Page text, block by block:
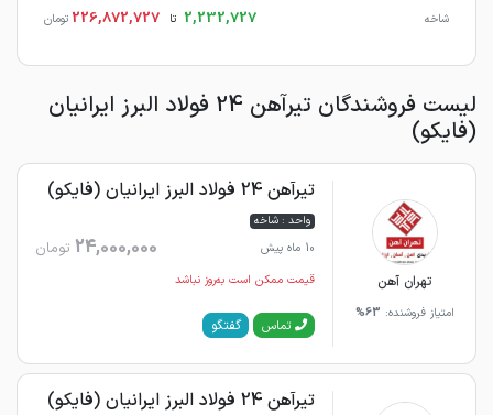
شاخه 2,232,727 تا 226,872,727 تومان
لیست فروشندگان تیرآهن 24 فولاد البرز ایرانیان
(فایکو)
تهران آهن
امتیاز فروشنده: 63%
تیرآهن 24 فولاد البرز ایرانیان (فایکو)
واحد : شاخه
10 ماه پیش
24,000,000 تومان
قیمت ممکن است به‌روز نباشد
تماس گفتگو
تیرآهن 24 فولاد البرز ایرانیان (فایکو)